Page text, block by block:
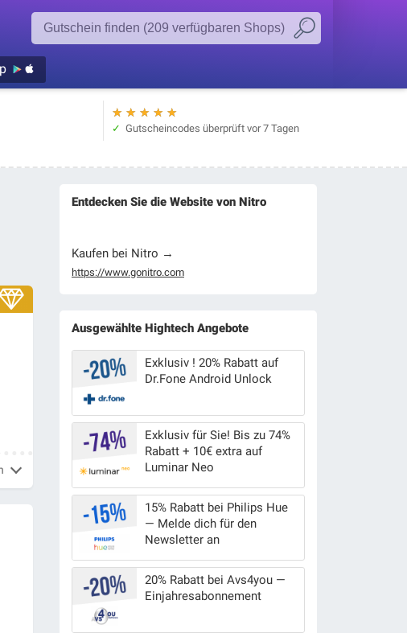
★
★
★
★
★
Gutscheincodes überprüft vor 7 Tagen
Entdecken Sie die Website von Nitro
Kaufen bei Nitro →
https://www.gonitro.com
Ausgewählte Hightech Angebote
Exklusiv ! 20% Rabatt auf
Dr.Fone Android Unlock
Exklusiv für Sie! Bis zu 74%
Rabatt + 10€ extra auf
Luminar Neo
15% Rabatt bei Philips Hue
— Melde dich für den
Newsletter an
20% Rabatt bei Avs4you —
Einjahresabonnement